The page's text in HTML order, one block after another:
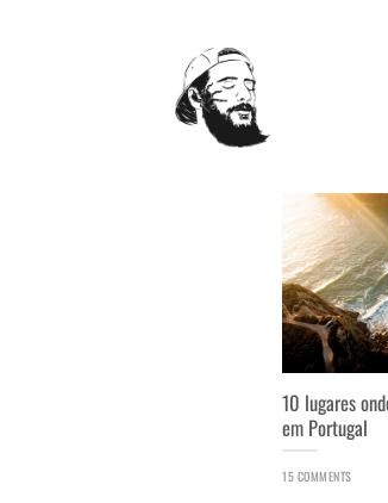
10 lugares
em Portugal
15 COMMENTS